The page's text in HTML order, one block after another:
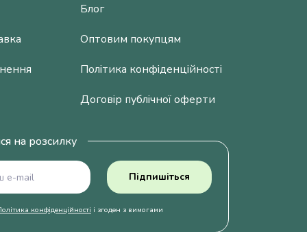
Блог
Оптовим покупцям
Політика конфіденційності
Договір публічної оферти
на розсилку
Підпишіться
конфіденційності і згоден з вимогами